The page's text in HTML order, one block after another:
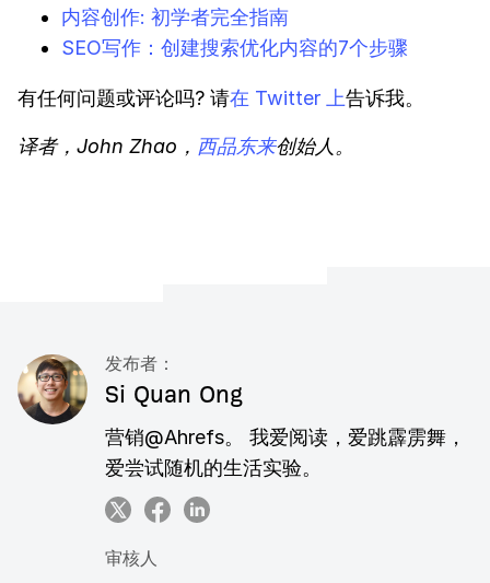
内容创作: 初学者完全指南
SEO写作：创建搜索优化内容的7个步骤
有任何问题或评论吗? 请在 Twitter 上告诉我。
译者，John Zhao， 西品东来创始人。
发布者：
Si Quan Ong
营销@Ahrefs。 我爱阅读，爱跳霹雳舞，
爱尝试随机的生活实验。
审核人